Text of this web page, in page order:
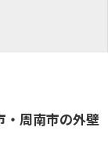
・周南市の外壁